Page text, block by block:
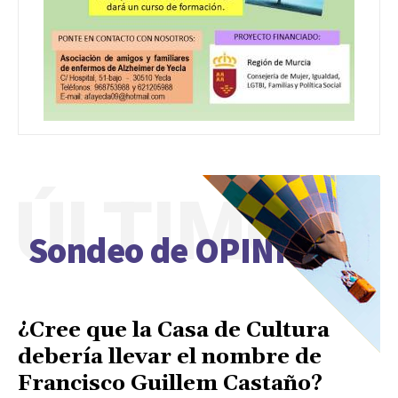
Sondeo de OPINIÓN
ÚLTIMO
¿Cree que la Casa de Cultura
debería llevar el nombre de
Francisco Guillem Castaño?